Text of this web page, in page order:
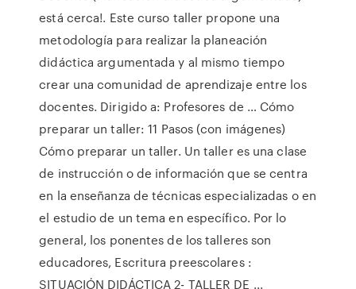
está cerca!. Este curso taller propone una
metodología para realizar la planeación
didáctica argumentada y al mismo tiempo
crear una comunidad de aprendizaje entre los
docentes. Dirigido a: Profesores de … Cómo
preparar un taller: 11 Pasos (con imágenes)
Cómo preparar un taller. Un taller es una clase
de instrucción o de información que se centra
en la enseñanza de técnicas especializadas o en
el estudio de un tema en específico. Por lo
general, los ponentes de los talleres son
educadores, Escritura preescolares :
SITUACIÓN DIDÁCTICA 2- TALLER DE ...